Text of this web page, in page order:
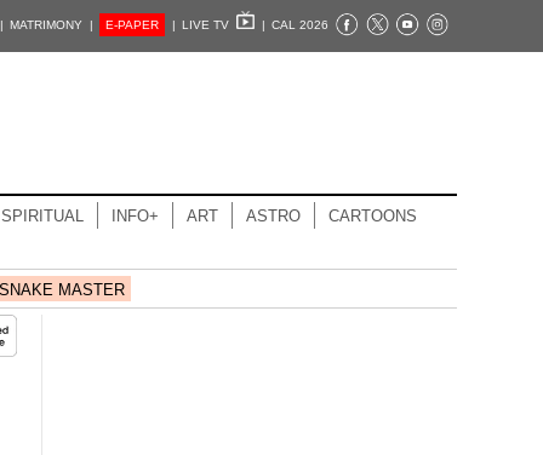
MATRIMONY | E-PAPER | LIVE TV | CAL 2026
SPIRITUAL INFO+ ART ASTRO CARTOONS
MASTER